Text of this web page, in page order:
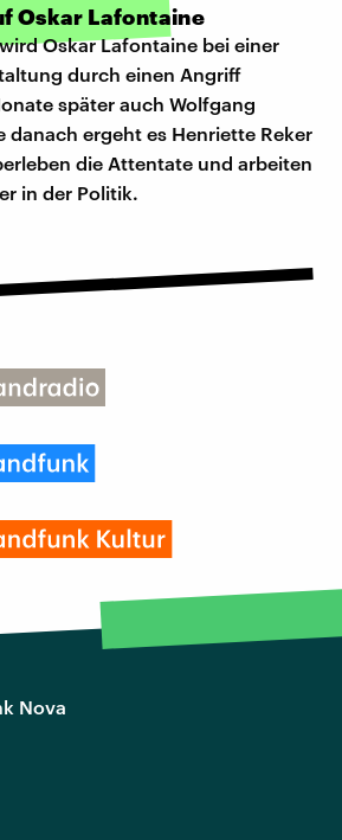
Oskar Lafontaine
Oskar Lafontaine bei einer
durch einen Angriff
später auch Wolfgang
danach ergeht es Henriette Reker
die Attentate und arbeiten
in der Politik.
Nova